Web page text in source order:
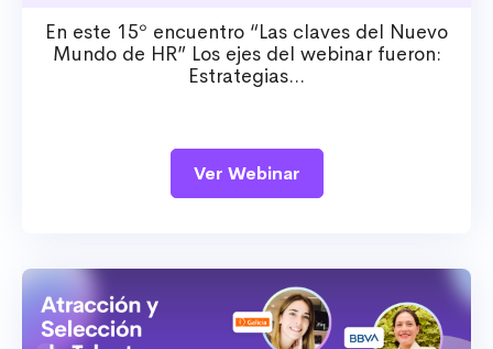
En este 15º encuentro “Las claves del Nuevo
Mundo de HR” Los ejes del webinar fueron:
Estrategias...
Ver Webinar